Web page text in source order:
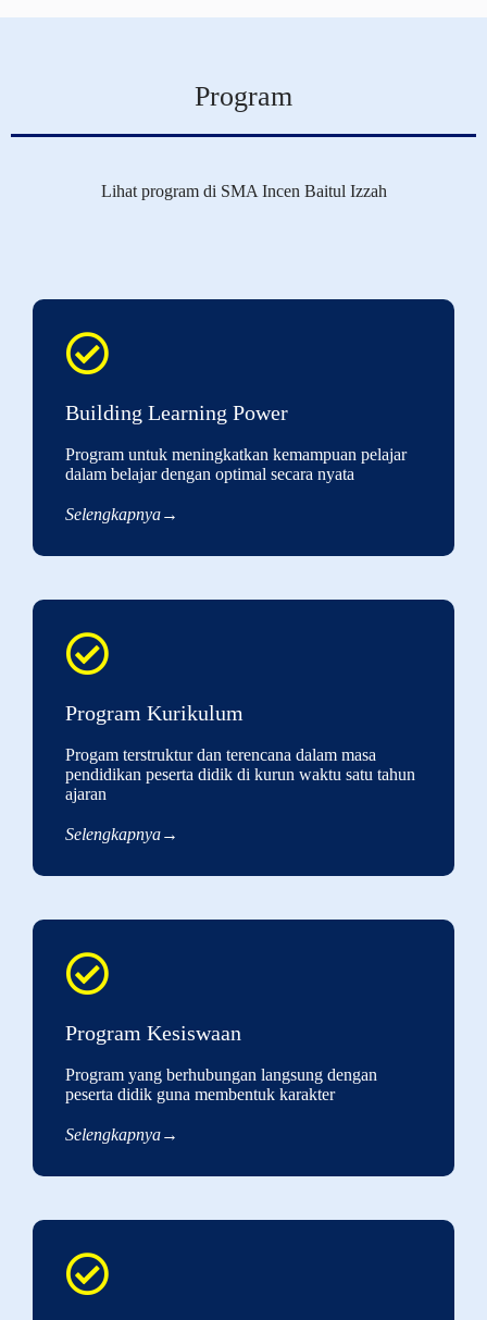
Program
Lihat program di SMA Incen Baitul Izzah
Building Learning Power
Program untuk meningkatkan kemampuan pelajar
dalam belajar dengan optimal secara nyata
Selengkapnya→
Program Kurikulum
Progam terstruktur dan terencana dalam masa
pendidikan peserta didik di kurun waktu satu tahun
ajaran
Selengkapnya→
Program Kesiswaan
Program yang berhubungan langsung dengan
peserta didik guna membentuk karakter
Selengkapnya→